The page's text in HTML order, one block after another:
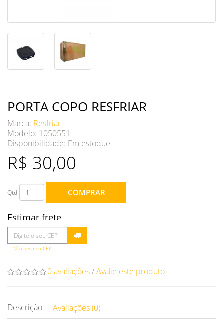
PORTA COPO RESFRIAR
Marca: Resfriar
Modelo: 1050551
Disponibilidade: Em estoque
R$ 30,00
Qtd COMPRAR
Estimar frete
Não sei meu CEP
0 avaliações/Avalie este produto
Descrição Avaliações (0)